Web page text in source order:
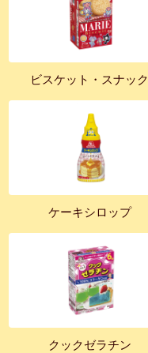
ビスケット・スナック
ケーキシロップ
クックゼラチン